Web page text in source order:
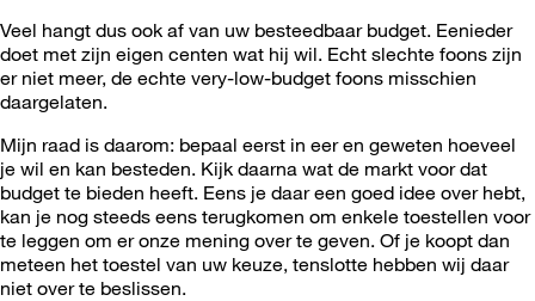
Veel hangt dus ook af van uw besteedbaar budget. Eenieder
doet met zijn eigen centen wat hij wil. Echt slechte foons zijn
er niet meer, de echte very-low-budget foons misschien
daargelaten.
Mijn raad is daarom: bepaal eerst in eer en geweten hoeveel
je wil en kan besteden. Kijk daarna wat de markt voor dat
budget te bieden heeft. Eens je daar een goed idee over hebt,
kan je nog steeds eens terugkomen om enkele toestellen voor
te leggen om er onze mening over te geven. Of je koopt dan
meteen het toestel van uw keuze, tenslotte hebben wij daar
niet over te beslissen.